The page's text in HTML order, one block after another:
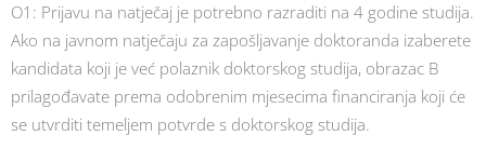
O1: Prijavu na natječaj je potrebno razraditi na 4 godine studija.
Ako na javnom natječaju za zapošljavanje doktoranda izaberete
kandidata koji je već polaznik doktorskog studija, obrazac B
prilagođavate prema odobrenim mjesecima financiranja koji će
se utvrditi temeljem potvrde s doktorskog studija.